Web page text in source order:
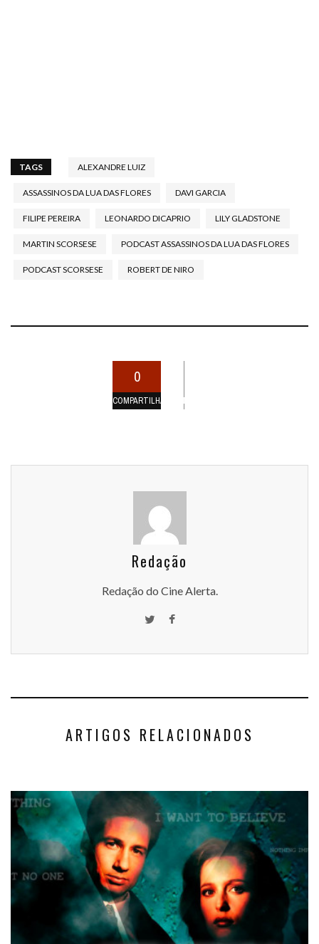
TAGS ALEXANDRE LUIZ
ASSASSINOS DA LUA DAS FLORES DAVI GARCIA
FILIPE PEREIRA LEONARDO DICAPRIO LILY GLADSTONE
MARTIN SCORSESE PODCAST ASSASSINOS DA LUA DAS FLORES
PODCAST SCORSESE ROBERT DE NIRO
0
COMPARTILHAMENTOS
Redação
Redação do Cine Alerta.
ARTIGOS RELACIONADOS